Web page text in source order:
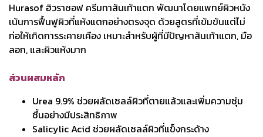
Hurasof ฮิวราซอฟ ครีมทาส้นเท้าแตก พัฒนาโดยแพทย์ผิวหนัง
เน้นการฟื้นฟูผิวที่แห้งแตกอย่างตรงจุด ด้วยสูตรที่เข้มข้นแต่ไม่
ก่อให้เกิดการระคายเคือง เหมาะสำหรับผู้ที่มีปัญหาส้นเท้าแตก, มือ
ลอก, และผิวแห้งมาก
ส่วนผสมหลัก
Urea 9.9% ช่วยผลัดเซลล์ผิวที่ตายแล้วและเพิ่มความชุ่ม
ชื้นอย่างมีประสิทธิภาพ
Salicylic Acid ช่วยผลัดเซลล์ผิวที่แข็งกระด้าง